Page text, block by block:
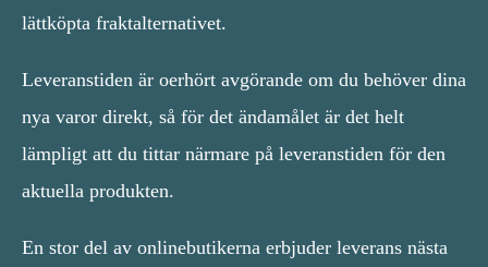
lättköpta fraktalternativet.
Leveranstiden är oerhört avgörande om du behöver dina
nya varor direkt, så för det ändamålet är det helt
lämpligt att du tittar närmare på leveranstiden för den
aktuella produkten.
En stor del av onlinebutikerna erbjuder leverans nästa